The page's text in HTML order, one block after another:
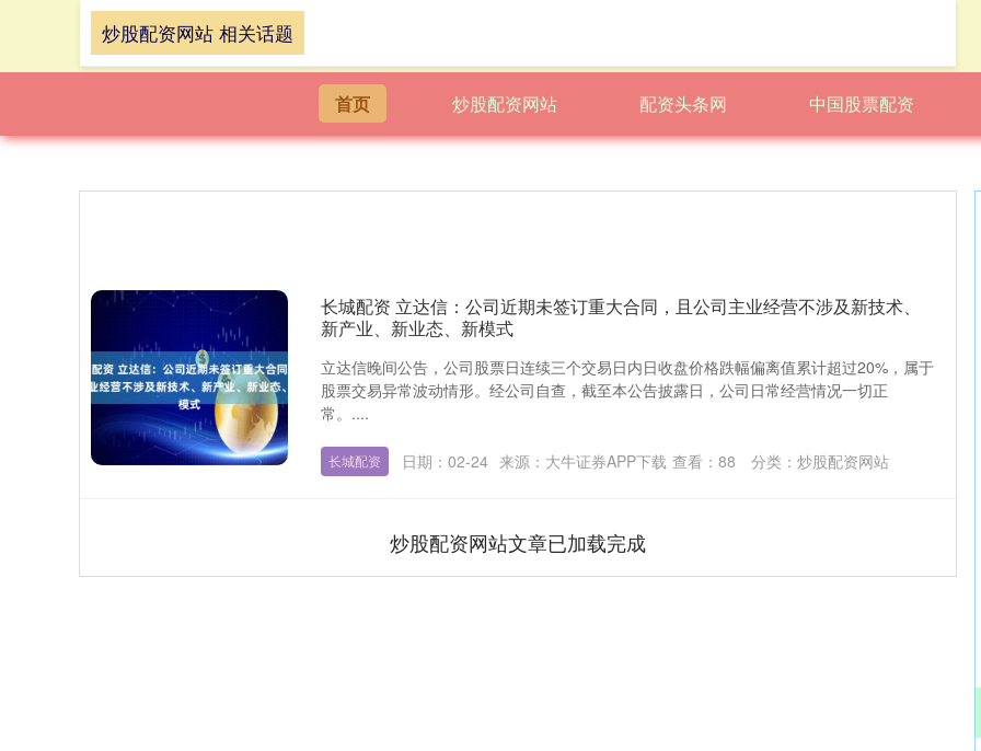
首页 炒股配资网站 配资头条网 中国股票配资
炒股配资网站 相关话题
长城配资 立达信：公司近期未签订重大合同，且公司主业经营不涉及新技术、
新产业、新业态、新模式
立达信晚间公告，公司股票日连续三个交易日内日收盘价格跌幅偏离值累计超过20%，属于
股票交易异常波动情形。经公司自查，截至本公告披露日，公司日常经营情况一切正
常。....
长城配资 日期：02-24 来源：大牛证券APP下载 查看： 88 分类： 炒股配资网站
炒股配资网站文章已加载完成